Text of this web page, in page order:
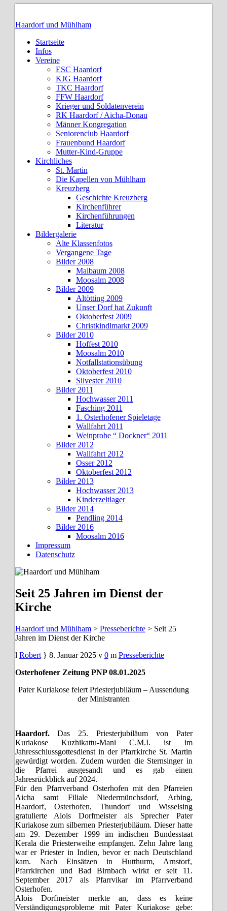
Haardorf und Mühlham
Startseite
Infos
Vereine
ESC Haardorf
KJG Haardorf
TKC Haardorf
FFW Haardorf
Krieger und Soldatenverein
RK Haardorf / Aicha-Donau
Männer Kongregation
Seniorenclub Haardorf
Frauenbund Haardorf
Mutter-Kind-Gruppe
Kirchliches
St. Martin
Die Kapellen von Mühlham
Kreuzberg
Geschichte Kreuzberg
Kirchenführer
Kirchenführungen
Literatur
Bildergalerie
Alte Klassenfotos
Vergangene Tage
Bilder 2008
Maibaum 2008
Moosalm 2008
Bilder 2009
Altötting 2009
Unser Dorf hat Zukunft
Oktoberfest 2009
Christkindlmarkt 2009
Bilder 2010
Hoffest 2010
Moosalm 2010
Notfallstationsübung
Oktoberfest 2010
Silvester 2010
Bilder 2011
Hochwasser 2011
Fasching 2011
1. Osterhofener Spieletage
Wallfahrt 2011
Weinprobe “ Dockner“ 2011
Bilder 2012
Wallfahrt 2012
Osser 2012
Oktoberfest 2012
Bilder 2013
Hochwasser 2013
Kinderzeltlager
Bilder 2014
Pendling 2014
Bilder 2016
Moosalm 2016
Impressum
Datenschutz
Seit 25 Jahren im Dienst der
Kirche
Haardorf und Mühlham> Presseberichte> Seit 25
Jahren im Dienst der Kirche
Robert
8. Januar 2025 0
Presseberichte
Osterhofener Zeitung PNP 08.01.2025
Pater Kuriakose feiert Priesterjubiläum – Aussendung
der Ministranten
Haardorf.Das 25. Priesterjubiläum von Pater
Kuriakose Kuzhikattu-Mani C.M.I. ist im
Jahresschlussgottesdienst in der Pfarrkirche St. Martin
gewürdigt worden. Zudem wurden die Sternsinger in
die Pfarrei ausgesandt und es gab einen
Jahresrückblick auf 2024.
Für den Pfarrverband Osterhofen mit den Pfarreien
Aicha samt Filiale Niedermünchsdorf, Arbing,
Haardorf, Osterhofen, Thundorf und Wisselsing
gratulierte Alois Dorfmeister als Sprecher Pater
Kuriakose zum silbernen Priesterjubiläum. Dieser hatte
am 29. Dezember 1999 im indischen Bundesstaat
Kerala die Priesterweihe empfangen. Zehn Jahre lang
war er Priester in Indien, bevor er nach Deutschland
kam. Nach Einsätzen in Hutthurm, Arnstorf,
Pfarrkirchen und Bad Birnbach wirkt er seit 11.
September 2017 als Pfarrvikar im Pfarrverband
Osterhofen.
Alois Dorfmeister merkte an, dass es keine
Verständigungsprobleme mit Pater Kuriakose gebe: